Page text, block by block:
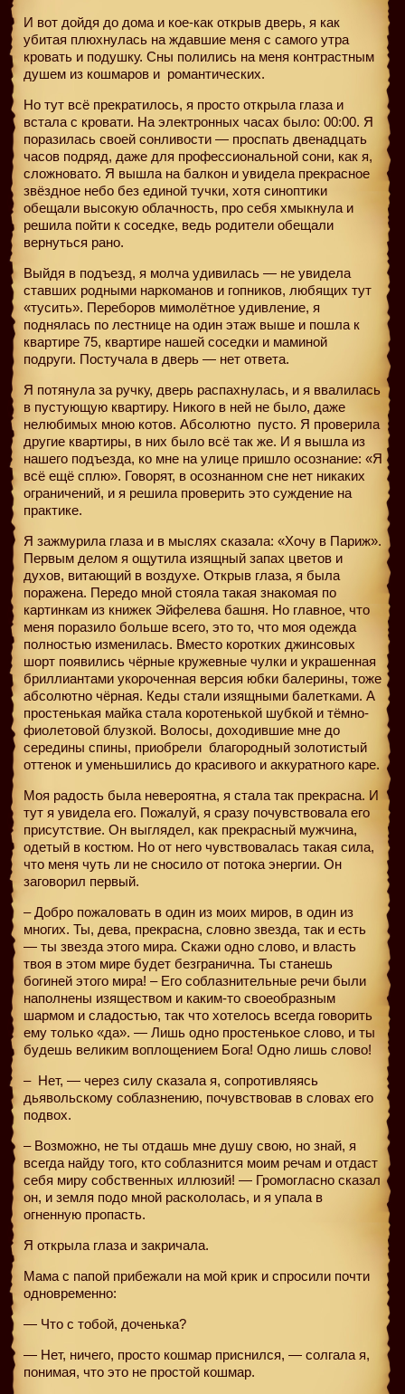
И вот дойдя до дома и кое-как открыв дверь, я как
убитая плюхнулась на ждавшие меня с самого утра
кровать и подушку. Сны полились на меня контрастным
душем из кошмаров и романтических.
Но тут всё прекратилось, я просто открыла глаза и
встала с кровати. На электронных часах было: 00:00. Я
поразилась своей сонливости — проспать двенадцать
часов подряд, даже для профессиональной сони, как я,
сложновато. Я вышла на балкон и увидела прекрасное
звёздное небо без единой тучки, хотя синоптики
обещали высокую облачность, про себя хмыкнула и
решила пойти к соседке, ведь родители обещали
вернуться рано.
Выйдя в подъезд, я молча удивилась — не увидела
ставших родными наркоманов и гопников, любящих тут
«тусить». Переборов мимолётное удивление, я
поднялась по лестнице на один этаж выше и пошла к
квартире 75, квартире нашей соседки и маминой
подруги. Постучала в дверь — нет ответа.
Я потянула за ручку, дверь распахнулась, и я ввалилась
в пустующую квартиру. Никого в ней не было, даже
нелюбимых мною котов. Абсолютно пусто. Я проверила
другие квартиры, в них было всё так же. И я вышла из
нашего подъезда, ко мне на улице пришло осознание: «Я
всё ещё сплю». Говорят, в осознанном сне нет никаких
ограничений, и я решила проверить это суждение на
практике.
Я зажмурила глаза и в мыслях сказала: «Хочу в Париж».
Первым делом я ощутила изящный запах цветов и
духов, витающий в воздухе. Открыв глаза, я была
поражена. Передо мной стояла такая знакомая по
картинкам из книжек Эйфелева башня. Но главное, что
меня поразило больше всего, это то, что моя одежда
полностью изменилась. Вместо коротких джинсовых
шорт появились чёрные кружевные чулки и украшенная
бриллиантами укороченная версия юбки балерины, тоже
абсолютно чёрная. Кеды стали изящными балетками. А
простенькая майка стала коротенькой шубкой и тёмно-
фиолетовой блузкой. Волосы, доходившие мне до
середины спины, приобрели благородный золотистый
оттенок и уменьшились до красивого и аккуратного каре.
Моя радость была невероятна, я стала так прекрасна. И
тут я увидела его. Пожалуй, я сразу почувствовала его
присутствие. Он выглядел, как прекрасный мужчина,
одетый в костюм. Но от него чувствовалась такая сила,
что меня чуть ли не сносило от потока энергии. Он
заговорил первый.
– Добро пожаловать в один из моих миров, в один из
многих. Ты, дева, прекрасна, словно звезда, так и есть
— ты звезда этого мира. Скажи одно слово, и власть
твоя в этом мире будет безгранична. Ты станешь
богиней этого мира! – Его соблазнительные речи были
наполнены изяществом и каким-то своеобразным
шармом и сладостью, так что хотелось всегда говорить
ему только «да». — Лишь одно простенькое слово, и ты
будешь великим воплощением Бога! Одно лишь слово!
– Нет, — через силу сказала я, сопротивляясь
дьявольскому соблазнению, почувствовав в словах его
подвох.
– Возможно, не ты отдашь мне душу свою, но знай, я
всегда найду того, кто соблазнится моим речам и отдаст
себя миру собственных иллюзий! — Громогласно сказал
он, и земля подо мной раскололась, и я упала в
огненную пропасть.
Я открыла глаза и закричала.
Мама с папой прибежали на мой крик и спросили почти
одновременно:
— Что с тобой, доченька?
— Нет, ничего, просто кошмар приснился, — солгала я,
понимая, что это не простой кошмар.